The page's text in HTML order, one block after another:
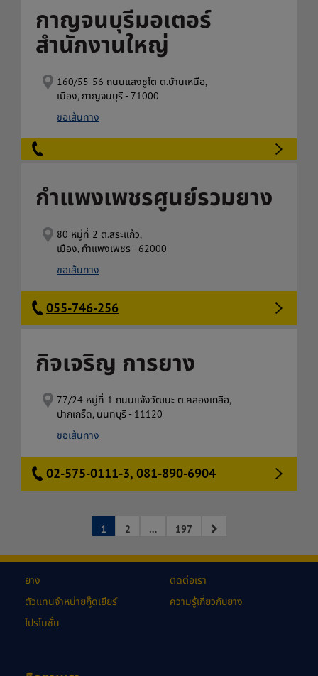
กาญจนบุรีมอเตอร์
สำนักงานใหญ่
160/55-56 ถนนแสงชูโต ต.บ้านเหนือ,
เมือง, กาญจนบุรี - 71000
ขอเส้นทาง
กำแพงเพชรศูนย์รวมยาง
80 หมู่ที่ 2 ต.สระแก้ว,
เมือง, กำแพงเพชร - 62000
ขอเส้นทาง
055-746-256
กิจเจริญ การยาง
77/24 หมู่ที่ 1 ถนนแจ้งวัฒนะ ต.คลองเกลือ,
ปากเกร็ด, นนทบุรี - 11120
ขอเส้นทาง
02-575-0111-3, 081-890-6904
1 2 … 197
ยาง
ตัวแทนจำหน่ายกู๊ดเยียร์
โปรโมชั่น
ติดต่อเรา
ความรู้เกี่ยวกับยาง